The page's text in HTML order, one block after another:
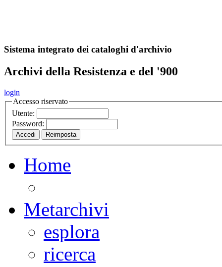
Sistema integrato dei cataloghi d'archivio
Archivi della Resistenza e del '900
login
Accesso riservato
Utente:
Password:
Home
Metarchivi
esplora
ricerca